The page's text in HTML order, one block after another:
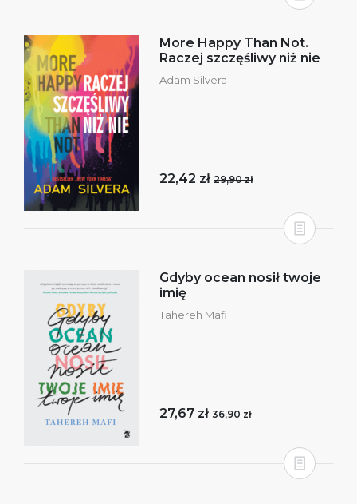
More Happy Than Not.
Raczej szczęśliwy niż nie
Adam Silvera
22,42 zł 29,90 zł
Gdyby ocean nosił twoje
imię
Tahereh Mafi
27,67 zł 36,90 zł